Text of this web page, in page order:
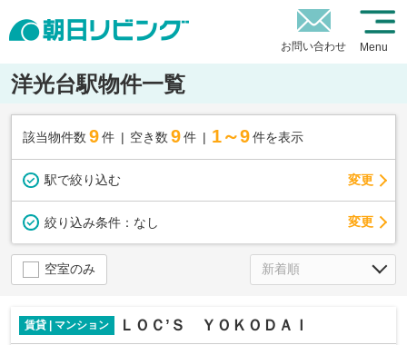
お問い合わせ Menu
洋光台駅物件一覧
該当物件数 9件 空き数 9 件 1～9 件を表示
駅で絞り込む 変更
絞り込み条件： なし 変更
空室のみ
賃貸 | マンション ＬＯＣ’Ｓ ＹＯＫＯＤＡＩ